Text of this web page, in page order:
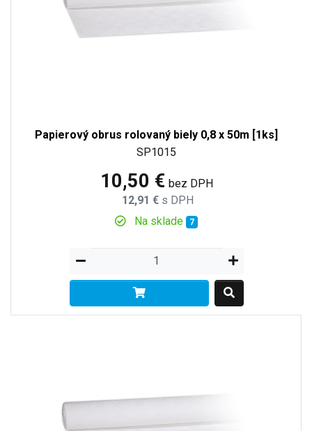
Papierový obrus rolovaný biely 0,8 x 50m [1ks]
SP1015
10,50 € bez DPH
12,91 € s DPH
Na sklade 7